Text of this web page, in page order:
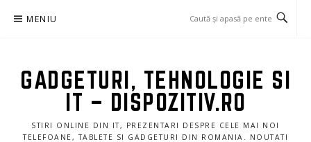
MENIU
GADGETURI, TEHNOLOGIE SI
IT – DISPOZITIV.RO
STIRI ONLINE DIN IT, PREZENTARI DESPRE CELE MAI NOI
TELEFOANE, TABLETE SI GADGETURI DIN ROMANIA. NOUTATI